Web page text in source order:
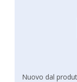
Nuovo dal